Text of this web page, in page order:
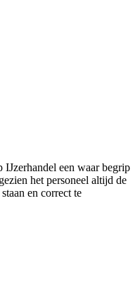
IJzerhandel een waar begrip
het personeel altijd de
en correct te